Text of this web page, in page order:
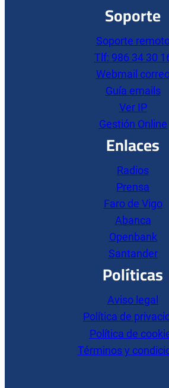
Soporte
Soporte
Tlf: 986 34 30
Webmail
Guía emails
Ver IP
Gestión Online
Enlaces
Radios
Prensa
Faro de Vigo
Abanca
Openbank
Santander
Políticas
Aviso legal
Política de
Política de
Términos y